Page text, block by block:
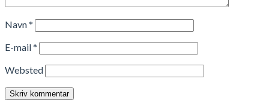
Navn*
E-mail*
Websted